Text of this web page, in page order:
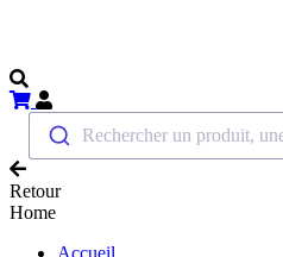
Rechercher un produit,
Retour
Home